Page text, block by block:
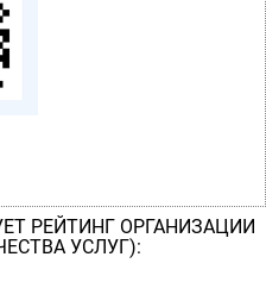
РЕЙТИНГ ОРГАНИЗАЦИИ
УСЛУГ):